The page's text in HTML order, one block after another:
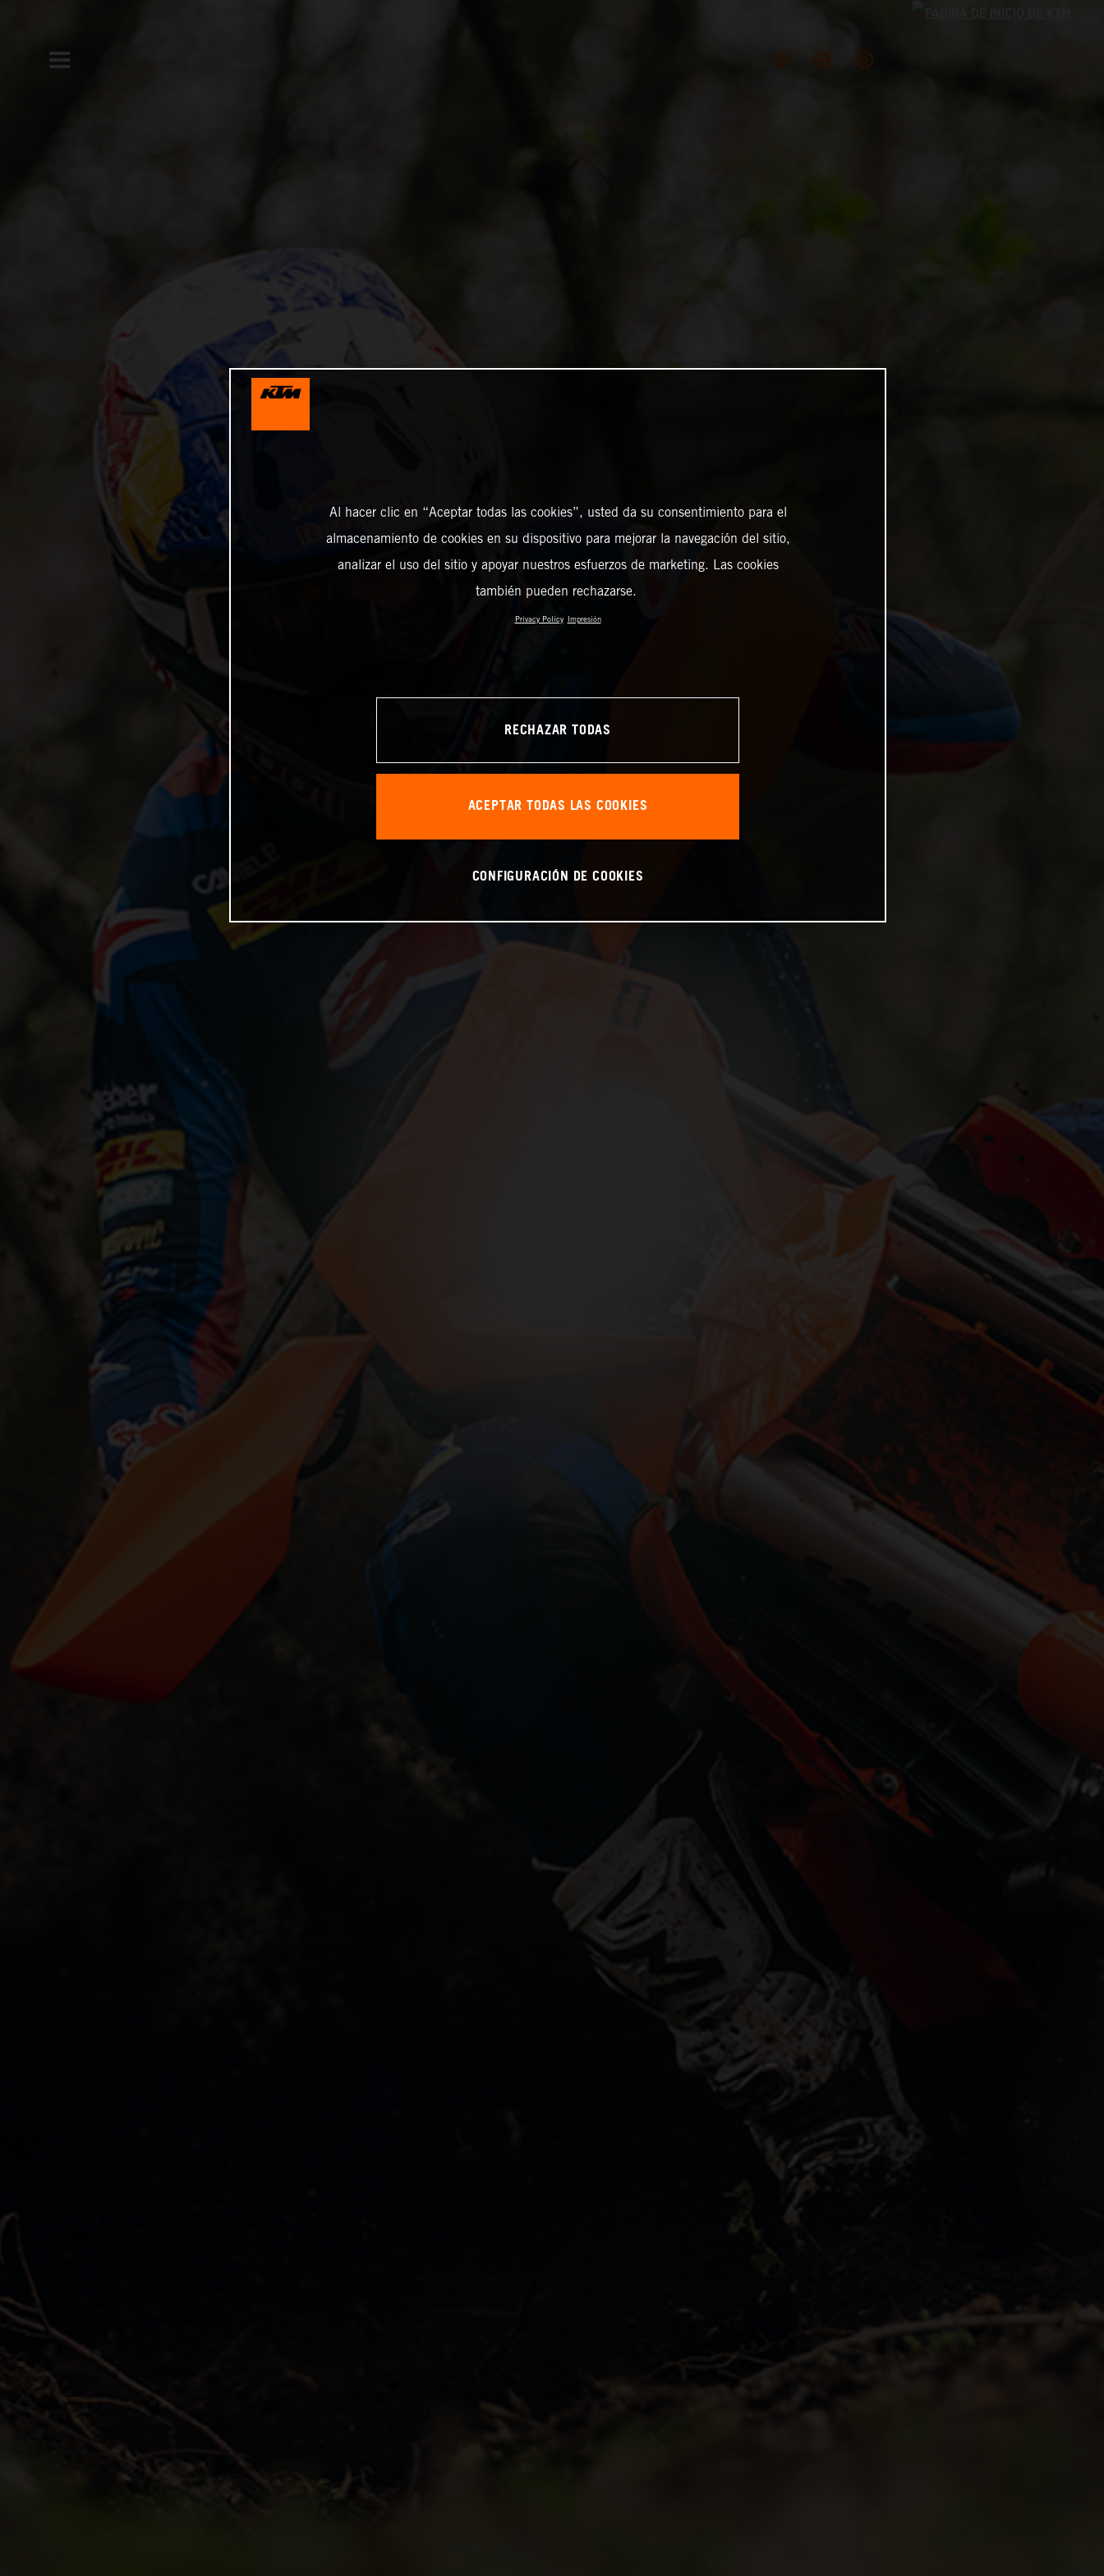
Al hacer clic en “Aceptar todas las cookies”, usted da su consentimiento para el
almacenamiento de cookies en su dispositivo para mejorar la navegación del sitio,
analizar el uso del sitio y apoyar nuestros esfuerzos de marketing. Las cookies
también pueden rechazarse.
Privacy Policy Impresión
RECHAZAR TODAS
ACEPTAR TODAS LAS COOKIES
CONFIGURACIÓN DE COOKIES